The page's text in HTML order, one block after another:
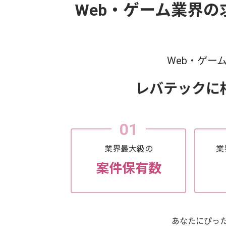
Web・ゲーム業界
Web・ゲー
レバテック
01
業界最大級の
案件保有数
あなたにぴっ